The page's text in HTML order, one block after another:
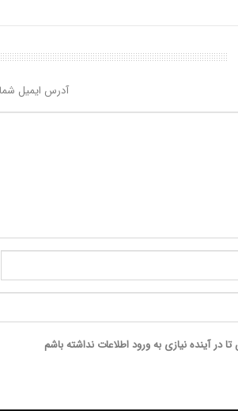
آدرس ایمیل
در آینده نیازی به ورود اطلاعات نداشته باشم